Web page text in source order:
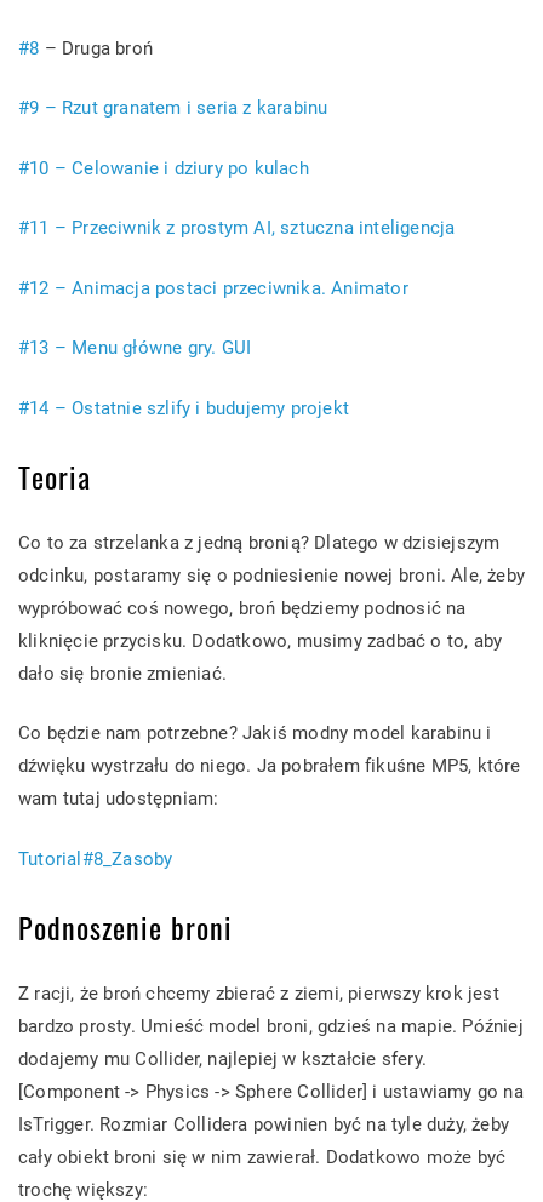
#8 – Druga broń
#9 – Rzut granatem i seria z karabinu
#10 – Celowanie i dziury po kulach
#11 – Przeciwnik z prostym AI, sztuczna inteligencja
#12 – Animacja postaci przeciwnika. Animator
#13 – Menu główne gry. GUI
#14 – Ostatnie szlify i budujemy projekt
Teoria
Co to za strzelanka z jedną bronią? Dlatego w dzisiejszym
odcinku, postaramy się o podniesienie nowej broni. Ale, żeby
wypróbować coś nowego, broń będziemy podnosić na
kliknięcie przycisku. Dodatkowo, musimy zadbać o to, aby
dało się bronie zmieniać.
Co będzie nam potrzebne? Jakiś modny model karabinu i
dźwięku wystrzału do niego. Ja pobrałem fikuśne MP5, które
wam tutaj udostępniam:
Tutorial#8_Zasoby
Podnoszenie broni
Z racji, że broń chcemy zbierać z ziemi, pierwszy krok jest
bardzo prosty. Umieść model broni, gdzieś na mapie. Później
dodajemy mu Collider, najlepiej w kształcie sfery.
[Component -> Physics -> Sphere Collider] i ustawiamy go na
IsTrigger. Rozmiar Collidera powinien być na tyle duży, żeby
cały obiekt broni się w nim zawierał. Dodatkowo może być
trochę większy: